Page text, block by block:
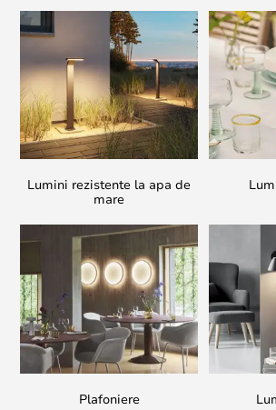
Lumini rezistente la apa de
mare
Plafoniere